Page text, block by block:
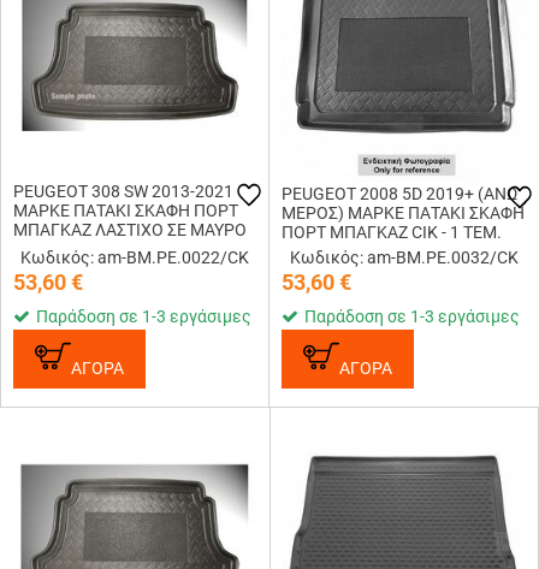
PEUGEOT 308 SW 2013-2021
ΜΑΡΚΕ ΠΑΤΑΚΙ ΣΚΑΦΗ ΠΟΡΤ
ΜΠΑΓΚΑΖ ΛΑΣΤΙΧΟ ΣΕ ΜΑΥΡΟ
ΧΡΩΜΑ CIK - 1 ΤΕΜ.
Κωδικός: am-BM.PE.0022/CK
53,60€
Παράδοση σε 1-3 εργάσιμες
ΑΓΟΡΑ
PEUGEOT 2008 5D 2019+ (ΑΝΩ
ΜΕΡΟΣ) ΜΑΡΚΕ ΠΑΤΑΚΙ ΣΚΑΦΗ
ΠΟΡΤ ΜΠΑΓΚΑΖ CIK - 1 ΤΕΜ.
Κωδικός: am-BM.PE.0032/CK
53,60€
Παράδοση σε 1-3 εργάσιμες
ΑΓΟΡΑ